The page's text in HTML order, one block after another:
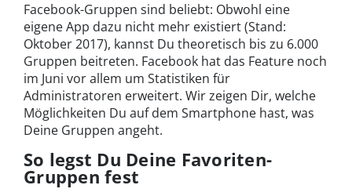
Facebook-Gruppen sind beliebt: Obwohl eine
eigene App dazu nicht mehr existiert (Stand:
Oktober 2017), kannst Du theoretisch bis zu 6.000
Gruppen beitreten. Facebook hat das Feature noch
im Juni vor allem um Statistiken für
Administratoren erweitert. Wir zeigen Dir, welche
Möglichkeiten Du auf dem Smartphone hast, was
Deine Gruppen angeht.
So legst Du Deine Favoriten-
Gruppen fest